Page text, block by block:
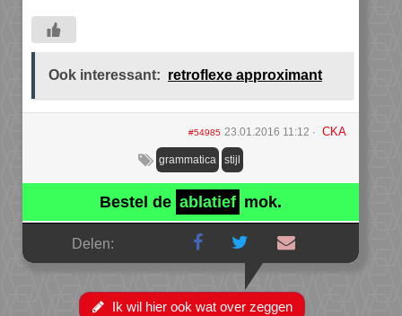
Ook interessant: retroflexe approximant
#54985 23.01.2016 11:12 CKA
grammatica stijl
Bestel de ablatief mok.
Delen:
Ik wil hier ook wat over zeggen